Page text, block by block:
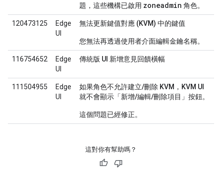
題，這些機構已啟用 zoneadmin 角色。
120473125
Edge
UI
無法更新鍵值對應 (KVM) 中的鍵值
您無法再透過使用者介面編輯金鑰名稱。
116754652
Edge
UI
傳統版 UI 新增意見回饋橫幅
111504955
Edge
UI
如果角色不允許建立/刪除 KVM，KVM UI
就不會顯示「新增/編輯/刪除項目」按鈕。
這個問題已經修正。
這對你有幫助嗎？